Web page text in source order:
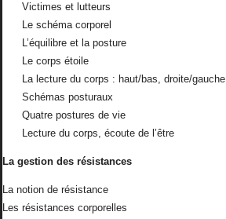
Victimes et lutteurs
Le schéma corporel
L’équilibre et la posture
Le corps étoile
La lecture du corps : haut/bas, droite/gauche
Schémas posturaux
Quatre postures de vie
Lecture du corps, écoute de l’être
La gestion des résistances
La notion de résistance
Les résistances corporelles